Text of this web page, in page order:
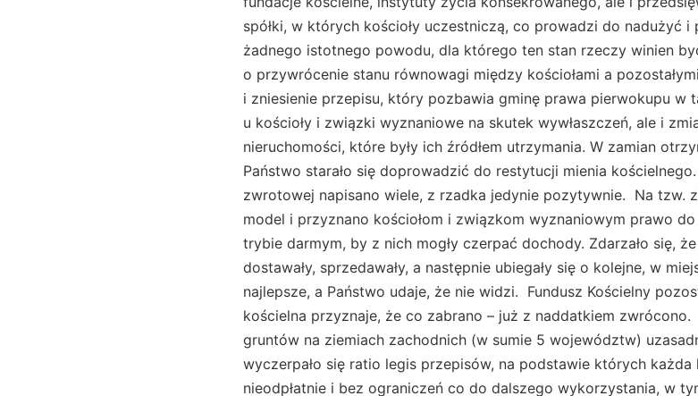
spółki, w których kościoły uczestniczą, co prowadzi do nadużyć
żadnego istotnego powodu, dla którego ten stan rzeczy winien
o przywrócenie stanu równowagi między kościołami a
i zniesienie przepisu, który pozbawia gminę prawa pierwokupu w
u kościoły i związki wyznaniowe na skutek wywłaszczeń, ale i
nieruchomości, które były ich źródłem utrzymania. W zamian
Państwo starało się doprowadzić do restytucji mienia
zwrotowej napisano wiele, z rzadka jedynie pozytywnie. Na tzw.
model i przyznano kościołom i związkom wyznaniowym prawo
trybie darmym, by z nich mogły czerpać dochody. Zdarzało się,
dostawały, sprzedawały, a następnie ubiegały się o kolejne, w
najlepsze, a Państwo udaje, że nie widzi. Fundusz Kościelny
kościelna przyznaje, że co zabrano – już z naddatkiem
gruntów na ziemiach zachodnich (w sumie 5 województw)
wyczerpało się ratio legis przepisów, na podstawie których
nieodpłatnie i bez ograniczeń co do dalszego wykorzystania, w